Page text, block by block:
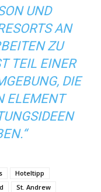
UND
AN
ZU
TEIL EINER
DIE
ELEMENT
Hoteltipp
St. Andrew